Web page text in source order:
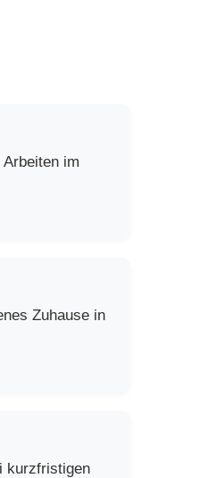
im
Zuhause in
kurzfristigen